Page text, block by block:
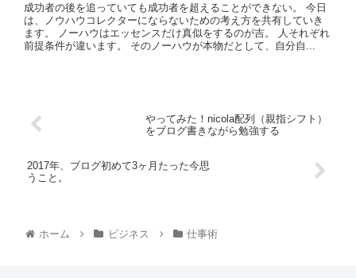
成功者の後を追っていても成功者を超えることができない。 今日
は、ノウハウコレクターにならないための考え方を共有していき
ます。 ノーハウはエッセンスだけ真似をするのが吉。 人それぞれ
前提条件が違います。 そのノーハウが本物だとして、自分自...
​やってみた！nicola配列（親指シフト）
をブログ書きながら勉強する
2017年、ブログ初めて3ヶ月たった今思
うこと。
ホーム ビジネス 仕事術